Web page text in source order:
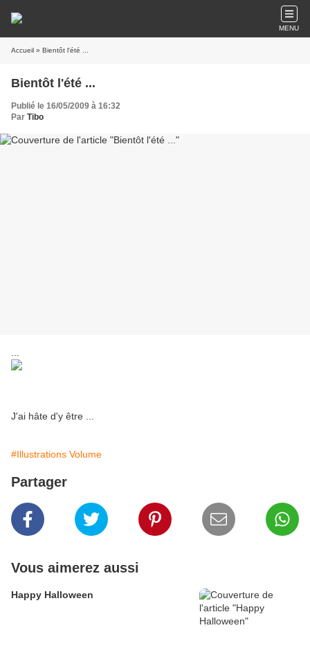
MENU
Accueil » Bientôt l'été ...
Bientôt l'été ...
Publié le 16/05/2009 à 16:32
Par Tibo
J'ai hâte d'y être ...
#Illustrations Volume
Partager
Vous aimerez aussi
Happy Halloween